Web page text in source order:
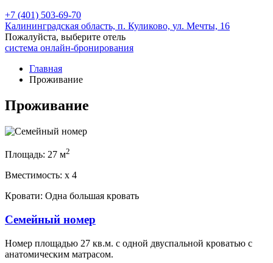
+7 (401) 503-69-70
Калининградская область, п. Куликово, ул. Мечты, 16
Пожалуйста, выберите отель
система онлайн-бронирования
Главная
Проживание
Проживание
Площадь: 27 м2
Вместимость: x 4
Кровати: Одна большая кровать
Семейный номер
Номер площадью 27 кв.м. с одной двуспальной кроватью с
анатомическим матрасом.